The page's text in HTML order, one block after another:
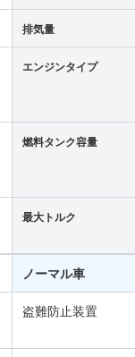
排気量
エンジンタイプ
燃料タンク容量
最大トルク
ノーマル車
盗難防止装置